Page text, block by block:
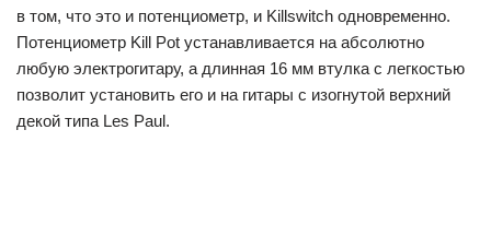
в том, что это и потенциометр, и Killswitch одновременно.
Потенциометр Kill Pot устанавливается на абсолютно
любую электрогитару, а длинная 16 мм втулка с легкостью
позволит установить его и на гитары с изогнутой верхний
декой типа Les Paul.